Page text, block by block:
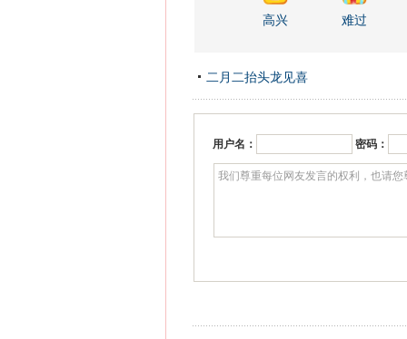
高兴 难过
二月二抬头龙见喜
用户名： 密码：